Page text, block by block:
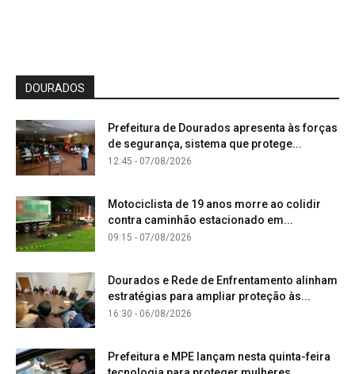
DOURADOS
Prefeitura de Dourados apresenta às forças
de segurança, sistema que protege...
12:45 - 07/08/2026
Motociclista de 19 anos morre ao colidir
contra caminhão estacionado em...
09:15 - 07/08/2026
Dourados e Rede de Enfrentamento alinham
estratégias para ampliar proteção às...
16:30 - 06/08/2026
Prefeitura e MPE lançam nesta quinta-feira